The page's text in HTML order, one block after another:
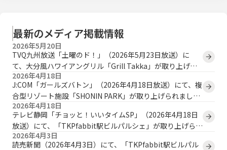
最新のメディア掲載情報
2026年5月20日
TVQ九州放送「土曜のド！」（2026年5月23日放送）に
て、大分風ハワイアングリル「Grill Takka」が取り上げら
れます。
2026年4月18日
J:COM「ガールズバトン」（2026年4月18日放送）にて、複
合型リゾート施設「SHONIN PARK」が取り上げられまし
た。
2026年4月18日
テレビ静岡「チョッと！いいタイムSP」（2026年4月18日
放送）にて、「TKPfabbit駅ビルパルシェ」が取り上げられ
ました。
2026年4月3日
読売新聞（2026年4月3日）にて、「TKPfabbit駅ビルパル